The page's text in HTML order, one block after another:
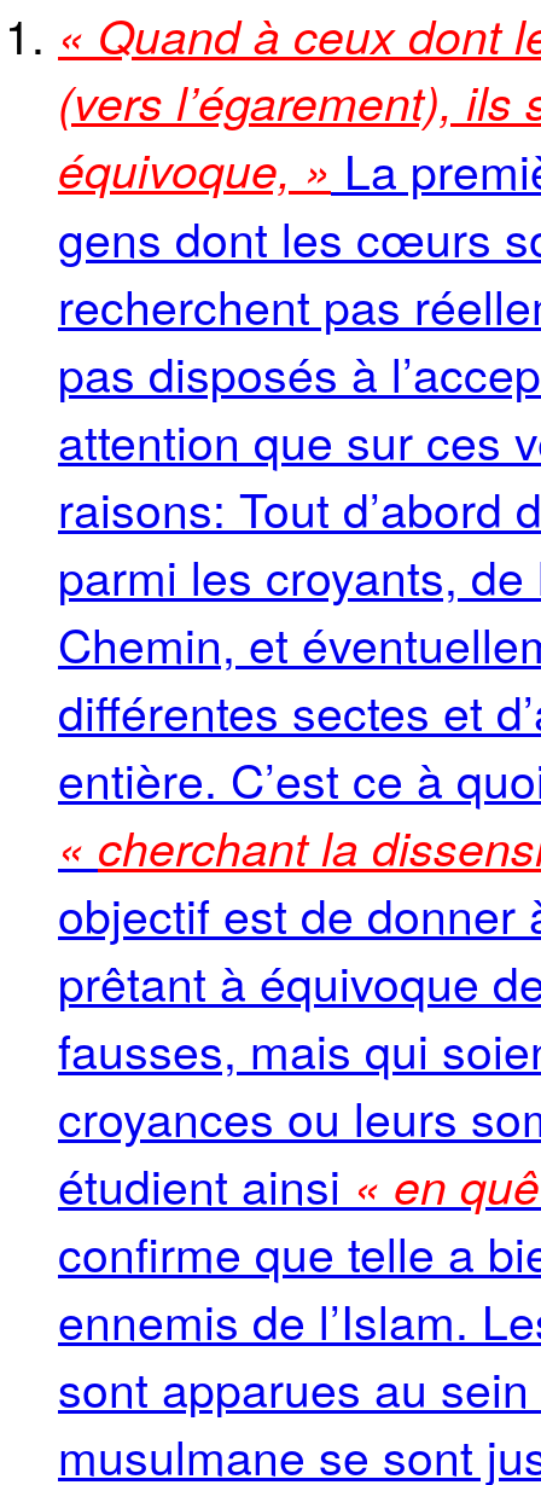
« Quand à ceux dont
(vers l’égarement),
équivoque, » La
gens dont les cœurs
recherchent pas
pas disposés à
attention que sur ces
raisons: Tout d’abord
parmi les croyants,
Chemin, et
différentes sectes et
entière. C’est ce à
« cherchant la
objectif est de donner
prêtant à équivoque
fausses, mais qui
croyances ou leurs
étudient ainsi « en
confirme que telle a
ennemis de l’Islam.
sont apparues au
musulmane se sont